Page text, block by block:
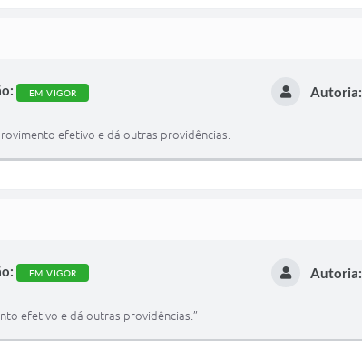
EM VIGOR Autoria:
efetivo e dá outras providências.
EM VIGOR Autoria:
efetivo e dá outras providências.”